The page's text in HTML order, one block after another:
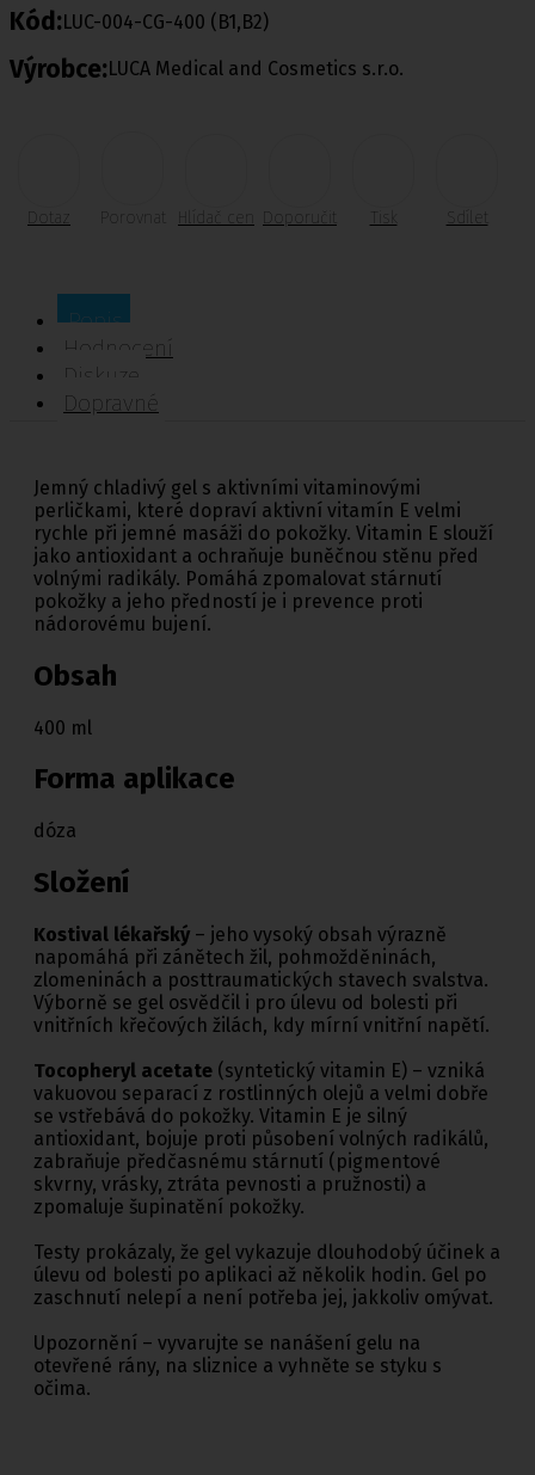
Kód:LUC-004-CG-400 (B1,B2)
Výrobce:LUCA Medical and Cosmetics s.r.o.
Dotaz Porovnat Doporučit Tisk Sdílet
Popis
Hodnocení
Diskuze
Dopravné
Jemný chladivý gel s aktivními vitaminovými
perličkami, které dopraví aktivní vitamín E velmi
rychle při jemné masáži do pokožky. Vitamin E slouží
jako antioxidant a ochraňuje buněčnou stěnu před
volnými radikály. Pomáhá zpomalovat stárnutí
pokožky a jeho předností je i prevence proti
nádorovému bujení.
Obsah
400 ml
Forma aplikace
dóza
Složení
Kostival lékařský – jeho vysoký obsah výrazně
napomáhá při zánětech žil, pohmožděninách,
zlomeninách a posttraumatických stavech svalstva.
Výborně se gel osvědčil i pro úlevu od bolesti při
vnitřních křečových žilách, kdy mírní vnitřní napětí.
Tocopheryl acetate (syntetický vitamin E) – vzniká
vakuovou separací z rostlinných olejů a velmi dobře
se vstřebává do pokožky. Vitamin E je silný
antioxidant, bojuje proti působení volných radikálů,
zabraňuje předčasnému stárnutí (pigmentové
skvrny, vrásky, ztráta pevnosti a pružnosti) a
zpomaluje šupinatění pokožky.
Testy prokázaly, že gel vykazuje dlouhodobý účinek a
úlevu od bolesti po aplikaci až několik hodin. Gel po
zaschnutí nelepí a není potřeba jej, jakkoliv omývat.
Upozornění – vyvarujte se nanášení gelu na
otevřené rány, na sliznice a vyhněte se styku s
očima.